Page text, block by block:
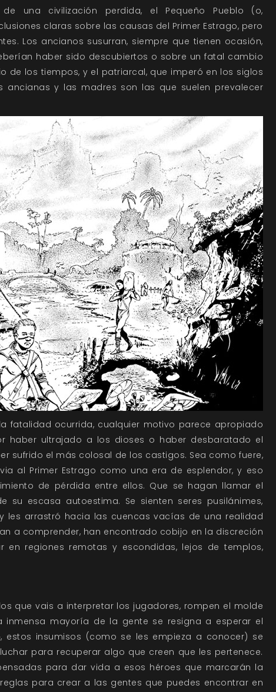
una civilización perdida, el Pequeño Pueblo (o,
claras sobre las causas del Primer Estrago, pero
Los ancianos susurran, siempre que tienen ocasión,
haber sido descubiertos o sobre un fatal cambio
de los tiempos, y el patriarcal, que imperó en los siglos
ancianas y las madres son las que suelen prevalecer
fatalidad ocurrida, cualquier motivo parece apropiado
haber ultrajado a los dioses o haber desbaratado el
sufrido el más colosal de los castigos. Sea como fuere,
al Primer Estrago como una era de esplendor, y eso
de pérdida entre ellos. Que se hagan llamar el
su escasa autoestima. Se sienten seres pusilánimes,
les arrastró hacia las cuencas vacías de una realidad
a comprender, han encontrado cobijo en la discreción
regiones remotas y escondidas, lejos de templos,
que vais a interpretar los jugadores, rompen el molde
mayoría de la gente se resigna a esperar el
estos insumisos (como se les empieza a conocer) se
para recuperar algo que creen que les pertenece.
para dar vida a esos héroes que marcarán la
para crear a las gentes que puedes encontrar en